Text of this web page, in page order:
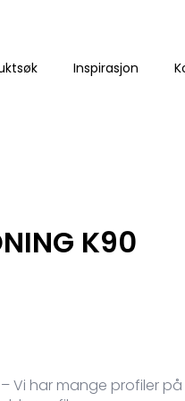
Inspirasjon
K90
Vi har mange profiler